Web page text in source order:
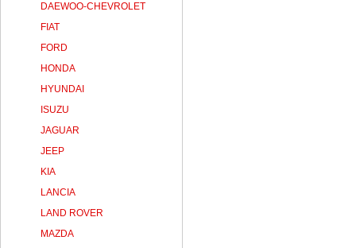
DAEWOO-CHEVROLET
FIAT
FORD
HONDA
HYUNDAI
ISUZU
JAGUAR
JEEP
KIA
LANCIA
LAND ROVER
MAZDA